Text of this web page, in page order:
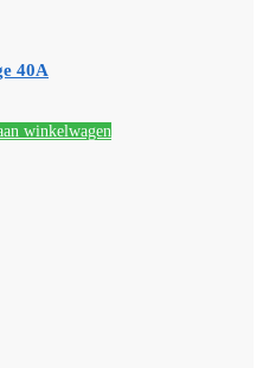
40A
winkelwagen